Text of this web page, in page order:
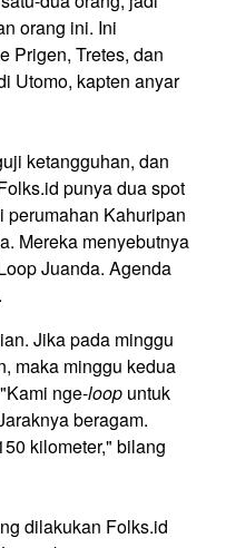
orang ini. Ini
Prigen, Tretes, dan
Utomo, kapten anyar
ketangguhan, dan
punya dua spot
perumahan Kahuripan
Mereka menyebutnya
Juanda. Agenda
Jika pada minggu
maka minggu kedua
nge-loop untuk
beragam.
kilometer," bilang
dilakukan Folks.id